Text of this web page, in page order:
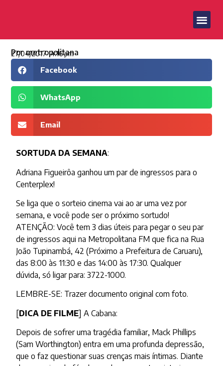
Pormetropolitana
27/04/2017 4:16 pm
Facebook
WhatsApp
Email
SORTUDA DA SEMANA:
Adriana Figueirôa ganhou um par de ingressos para o
Centerplex!
Se liga que o sorteio cinema vai ao ar uma vez por
semana, e você pode ser o próximo sortudo!
ATENÇÃO: Você tem 3 dias úteis para pegar o seu par
de ingressos aqui na Metropolitana FM que fica na Rua
João Tupinambá, 42 (Próximo a Prefeitura de Caruaru),
das 8:00 às 11:30 e das 14:00 às 17:30. Qualquer
dúvida, só ligar para: 3722-1000.
LEMBRE-SE: Trazer documento original com foto.
[DICA DE FILME] A Cabana:
Depois de sofrer uma tragédia familiar, Mack Phillips
(Sam Worthington) entra em uma profunda depressão,
que o faz questionar suas crenças mais íntimas. Diante